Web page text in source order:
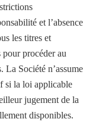
et l’absence
les titres et
pour procéder au
La Société n’assume
si la loi applicable
jugement de la
disponibles.